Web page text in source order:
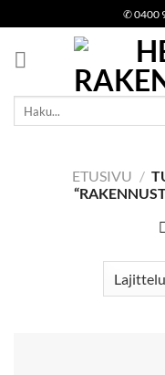
to
content
✆0400
Etsi:
ETUSIVU /